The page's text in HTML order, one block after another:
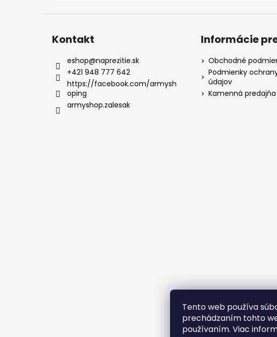
Tento web používa
prechádzaním tohto
používaním. Viac
Kontakt
eshop@naprezitie.sk
+421 948 777 642
https://facebook.com/armysh
oping
armyshop.zalesak
Informácie
Obchodné
Podmienky
údajov
Kamenná predajňa